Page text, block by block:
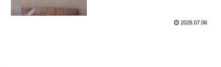
2026.07.06